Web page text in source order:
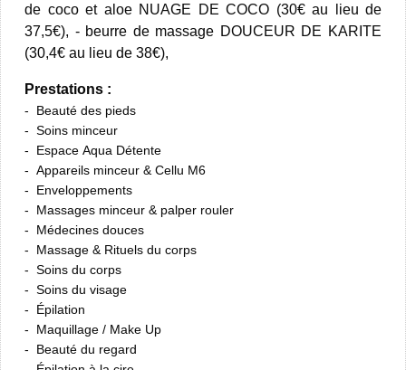
de coco et aloe NUAGE DE COCO (30€ au lieu de
37,5€), - beurre de massage DOUCEUR DE KARITE
(30,4€ au lieu de 38€),
Prestations :
Beauté des pieds
Soins minceur
Espace Aqua Détente
Appareils minceur & Cellu M6
Enveloppements
Massages minceur & palper rouler
Médecines douces
Massage & Rituels du corps
Soins du corps
Soins du visage
Épilation
Maquillage / Make Up
Beauté du regard